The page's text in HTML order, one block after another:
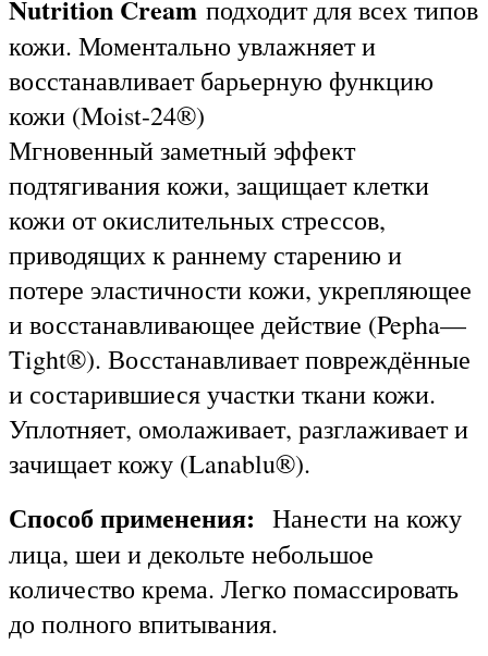
Nutrition Cream подходит для всех типов
кожи. Моментально увлажняет и
восстанавливает барьерную функцию
кожи (Moist-24®)
Мгновенный заметный эффект
подтягивания кожи, защищает клетки
кожи от окислительных стрессов,
приводящих к раннему старению и
потере эластичности кожи, укрепляющее
и восстанавливающее действие (Pepha—
Tight®). Восстанавливает повреждённые
и состарившиеся участки ткани кожи.
Уплотняет, омолаживает, разглаживает и
зачищает кожу (Lanablu®).
Способ применения: Нанести на кожу
лица, шеи и декольте небольшое
количество крема. Легко помассировать
до полного впитывания.